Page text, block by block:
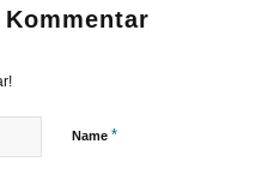
Name *